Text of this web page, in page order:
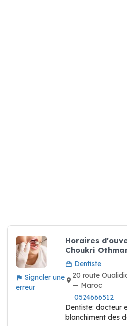
Signaler une
erreur
Horaires
Choukri
Dentiste
20 route
— Maroc
0524666512
Dentiste: docteur
blanchiment des